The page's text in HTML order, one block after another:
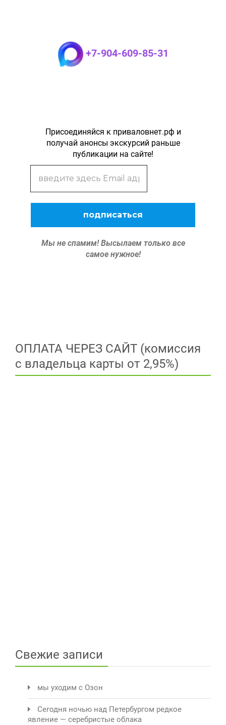
+7-904-609-85-31
Присоединяйся к приваловнет.рф и
получай анонсы экскурсий раньше
публикации на сайте!
Мы не спамим! Высылаем только все
самое нужное!
ОПЛАТА ЧЕРЕЗ САЙТ (комиссия
с владельца карты от 2,95%)
Свежие записи
мы уходим с Озон
Сегодня ночью над Петербургом редкое
явление — серебристые облака